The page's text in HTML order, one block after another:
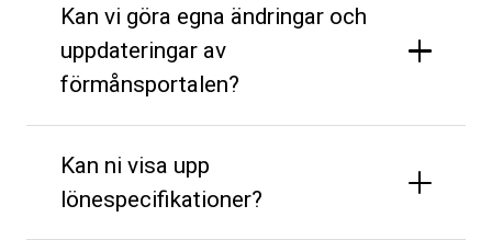
Kan vi göra egna ändringar och
uppdateringar av
förmånsportalen?
Kan ni visa upp
lönespecifikationer?